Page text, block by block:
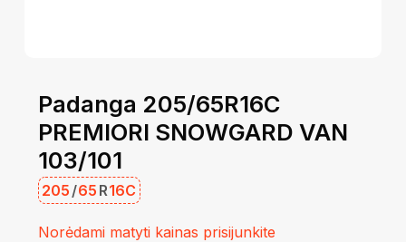
Padanga 205/65R16C
PREMIORI SNOWGARD VAN
103/101
205 /65 R16C
Norėdami matyti kainas prisijunkite